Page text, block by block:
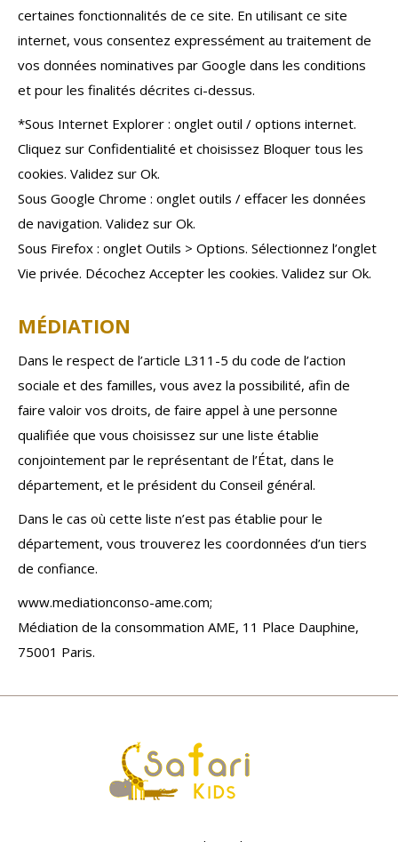
certaines fonctionnalités de ce site. En utilisant ce site
internet, vous consentez expressément au traitement de
vos données nominatives par Google dans les conditions
et pour les finalités décrites ci-dessus.
*Sous Internet Explorer : onglet outil / options internet.
Cliquez sur Confidentialité et choisissez Bloquer tous les
cookies. Validez sur Ok.
Sous Google Chrome : onglet outils / effacer les données
de navigation. Validez sur Ok.
Sous Firefox : onglet Outils > Options. Sélectionnez l’onglet
Vie privée. Décochez Accepter les cookies. Validez sur Ok.
MÉDIATION
Dans le respect de l’article L311-5 du code de l’action
sociale et des familles, vous avez la possibilité, afin de
faire valoir vos droits, de faire appel à une personne
qualifiée que vous choisissez sur une liste établie
conjointement par le représentant de l’État, dans le
département, et le président du Conseil général.
Dans le cas où cette liste n’est pas établie pour le
département, vous trouverez les coordonnées d’un tiers
de confiance.
www.mediationconso-ame.com;
Médiation de la consommation AME, 11 Place Dauphine,
75001 Paris.